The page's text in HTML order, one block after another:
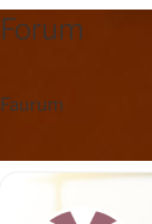
Forum
Faurum